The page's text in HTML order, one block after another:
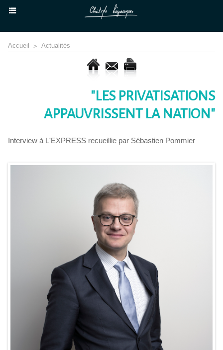
Accueil > Actualités
"LES PRIVATISATIONS
APPAUVRISSENT LA NATION"
Interview à L'EXPRESS recueillie par Sébastien Pommier